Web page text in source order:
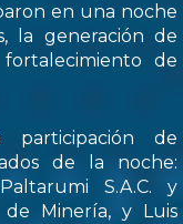
en una noche
la generación de
de
participación de
de la noche:
S.A.C. y
de Minería, y Luis